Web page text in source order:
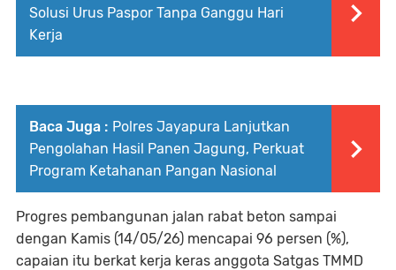
Solusi Urus Paspor Tanpa Ganggu Hari
Kerja
Baca Juga : Polres Jayapura Lanjutkan
Pengolahan Hasil Panen Jagung, Perkuat
Program Ketahanan Pangan Nasional
Progres pembangunan jalan rabat beton sampai
dengan Kamis (14/05/26) mencapai 96 persen (%),
capaian itu berkat kerja keras anggota Satgas TMMD